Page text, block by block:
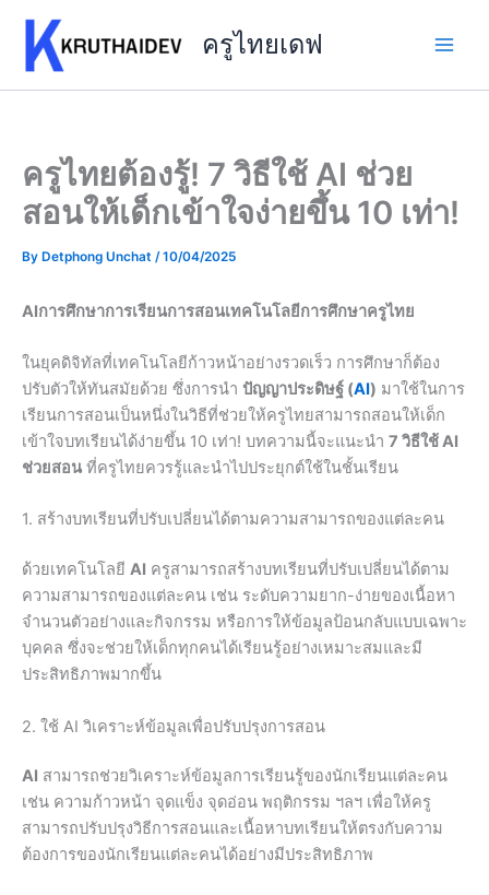
content
ครูไทยเดฟ
ครูไทยต้องรู้! 7 วิธีใช้ AI ช่วย
สอนให้เด็กเข้าใจง่ายขึ้น 10 เท่า!
By Detphong Unchat /10/04/2025
AIการศึกษาการเรียนการสอนเทคโนโลยีการศึกษาครูไทย
ในยุคดิจิทัลที่เทคโนโลยีก้าวหน้าอย่างรวดเร็ว การศึกษาก็ต้อง
ปรับตัวให้ทันสมัยด้วย ซึ่งการนำ ปัญญาประดิษฐ์ (AI) มาใช้ในการ
เรียนการสอนเป็นหนึ่งในวิธีที่ช่วยให้ครูไทยสามารถสอนให้เด็ก
เข้าใจบทเรียนได้ง่ายขึ้น 10 เท่า! บทความนี้จะแนะนำ 7 วิธีใช้ AI
ช่วยสอน ที่ครูไทยควรรู้และนำไปประยุกต์ใช้ในชั้นเรียน
1. สร้างบทเรียนที่ปรับเปลี่ยนได้ตามความสามารถของแต่ละคน
ด้วยเทคโนโลยี AI ครูสามารถสร้างบทเรียนที่ปรับเปลี่ยนได้ตาม
ความสามารถของแต่ละคน เช่น ระดับความยาก-ง่ายของเนื้อหา
จำนวนตัวอย่างและกิจกรรม หรือการให้ข้อมูลป้อนกลับแบบเฉพาะ
บุคคล ซึ่งจะช่วยให้เด็กทุกคนได้เรียนรู้อย่างเหมาะสมและมี
ประสิทธิภาพมากขึ้น
2. ใช้ AI วิเคราะห์ข้อมูลเพื่อปรับปรุงการสอน
AI สามารถช่วยวิเคราะห์ข้อมูลการเรียนรู้ของนักเรียนแต่ละคน
เช่น ความก้าวหน้า จุดแข็ง จุดอ่อน พฤติกรรม ฯลฯ เพื่อให้ครู
สามารถปรับปรุงวิธีการสอนและเนื้อหาบทเรียนให้ตรงกับความ
ต้องการของนักเรียนแต่ละคนได้อย่างมีประสิทธิภาพ